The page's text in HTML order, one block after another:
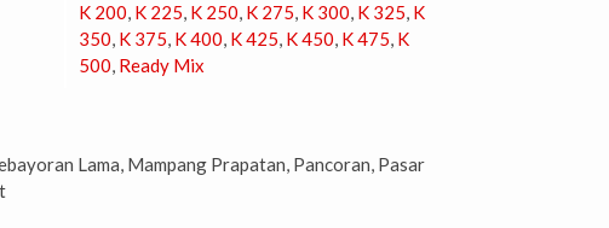
K 200, K 225, K 250, K 275, K 300, K 325, K
350, K 375, K 400, K 425, K 450, K 475, K
500, Ready Mix
Lama, Mampang Prapatan, Pancoran, Pasar